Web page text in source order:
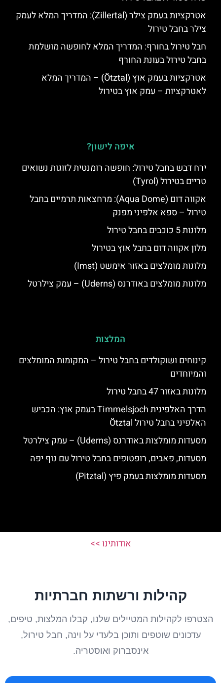
אטרקציות בעמק צילר (Zillertal): המדריך המלא לעמק
צילר בחבל טירול
חבל טירול בחורף: המדריך המלא לחופשה מושלמת
בחבל טירול בעונת החורף
אטרקציות בעמק אוץ (Ötztal) – המדריך המלא
לאטרקציות – עמק אוץ בטירול
איפה לישון?
ירח דבש בחבל טירול: חופשה רומנטית לזוגות נשואים
טריים בטירול (Tyrol)
אקווה דום (Aqua Dome): מרחצאות תרמיים בחבל
טירול – ספא אלפיני מפנק
מלונות 5 כוכבים בחבל טירול
מלון אקווה דום בחבל אוץ בטירול
מלונות מומלצים באזור אימשט (Imst)
מלונות מומלצים באודרנס (Uderns) – עמק צילרטל
המלצות
קינוחים ושוקולדים בחבל טירול – המקומות המומלצים
והמיוחדים
מלונות באזור 47 בחבל טירול
הדרך האלפינית Timmelsjoch בעמק אוץ: הכביש
האלפיני בחבל טירול Ötztal
מסעדות מומלצות באודרנס (Uderns) – עמק צילרטל
מסעדות, פאבים, רופטופים בחבל טירול עם נוף יפה
מסעדות מומלצות בעמק פיץ (Pitztal)
אודותינו >>
קהילות ורשתות חברתיות
הצטרפו לקהילות המטיילים שלנו, קבלו המלצות, טיפים,
עדכונים שוטפים ותוכן בלעדי על וינה, חבל טירול,
אינסברוק ואוסטריה.